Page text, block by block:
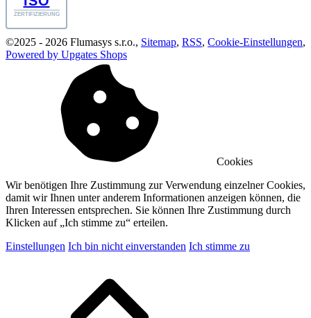
ZERTIFIZIERUNG
©2025 - 2026 Flumasys s.r.o., Sitemap, RSS, Cookie-Einstellungen,
Powered by Upgates Shops
Cookies
Wir benötigen Ihre Zustimmung zur Verwendung einzelner Cookies,
damit wir Ihnen unter anderem Informationen anzeigen können, die
Ihren Interessen entsprechen. Sie können Ihre Zustimmung durch
Klicken auf „Ich stimme zu“ erteilen.
Einstellungen Ich bin nicht einverstanden Ich stimme zu